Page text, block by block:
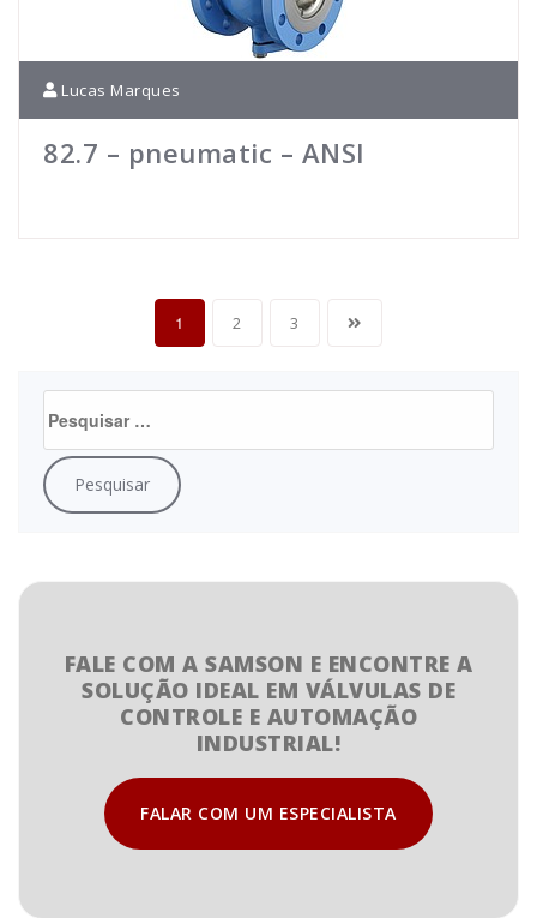
Lucas Marques
82.7 – pneumatic – ANSI
1 2 3
FALE COM A SAMSON E ENCONTRE A
SOLUÇÃO IDEAL EM VÁLVULAS DE
CONTROLE E AUTOMAÇÃO
INDUSTRIAL!
FALAR COM UM ESPECIALISTA